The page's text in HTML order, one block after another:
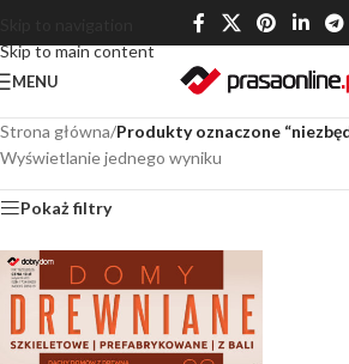
Skip to main content
MENU
Strona główna/Produkty oznaczone
Wyświetlanie jednego wyniku
Pokaż filtry